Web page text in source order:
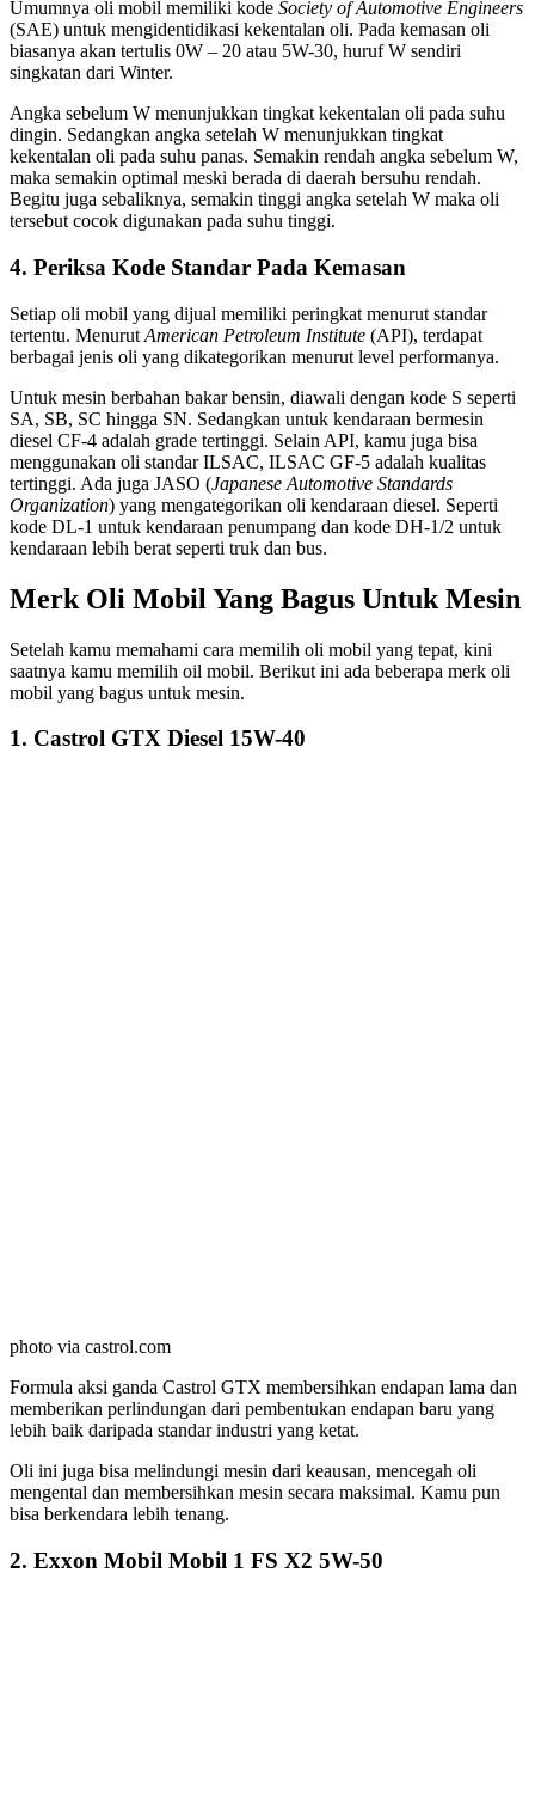
Umumnya oli mobil memiliki kode Society of Automotive Engineers
(SAE) untuk mengidentidikasi kekentalan oli. Pada kemasan oli
biasanya akan tertulis 0W – 20 atau 5W-30, huruf W sendiri
singkatan dari Winter.
Angka sebelum W menunjukkan tingkat kekentalan oli pada suhu
dingin. Sedangkan angka setelah W menunjukkan tingkat
kekentalan oli pada suhu panas. Semakin rendah angka sebelum W,
maka semakin optimal meski berada di daerah bersuhu rendah.
Begitu juga sebaliknya, semakin tinggi angka setelah W maka oli
tersebut cocok digunakan pada suhu tinggi.
4. Periksa Kode Standar Pada Kemasan
Setiap oli mobil yang dijual memiliki peringkat menurut standar
tertentu. Menurut American Petroleum Institute (API), terdapat
berbagai jenis oli yang dikategorikan menurut level performanya.
Untuk mesin berbahan bakar bensin, diawali dengan kode S seperti
SA, SB, SC hingga SN. Sedangkan untuk kendaraan bermesin
diesel CF-4 adalah grade tertinggi. Selain API, kamu juga bisa
menggunakan oli standar ILSAC, ILSAC GF-5 adalah kualitas
tertinggi. Ada juga JASO (Japanese Automotive Standards
Organization) yang mengategorikan oli kendaraan diesel. Seperti
kode DL-1 untuk kendaraan penumpang dan kode DH-1/2 untuk
kendaraan lebih berat seperti truk dan bus.
Merk Oli Mobil Yang Bagus Untuk Mesin
Setelah kamu memahami cara memilih oli mobil yang tepat, kini
saatnya kamu memilih oil mobil. Berikut ini ada beberapa merk oli
mobil yang bagus untuk mesin.
1. Castrol GTX Diesel 15W-40
photo via castrol.com
Formula aksi ganda Castrol GTX membersihkan endapan lama dan
memberikan perlindungan dari pembentukan endapan baru yang
lebih baik daripada standar industri yang ketat.
Oli ini juga bisa melindungi mesin dari keausan, mencegah oli
mengental dan membersihkan mesin secara maksimal. Kamu pun
bisa berkendara lebih tenang.
2. Exxon Mobil Mobil 1 FS X2 5W-50